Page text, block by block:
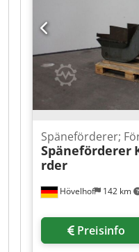
Hövelhof 142 km
Späneförderer;
Späneförderer
rder
Preisinfo